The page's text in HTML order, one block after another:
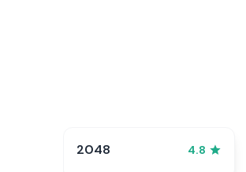
2048 4.8